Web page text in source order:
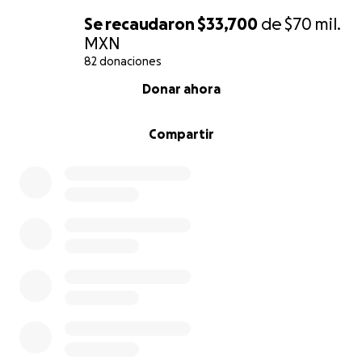
Se recaudaron $33,700 de$70 mil.
MXN
82 donaciones
Compartir
Donar ahora